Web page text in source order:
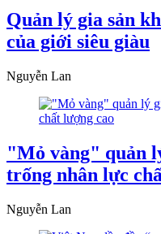
Quản lý gia sản
của giới siêu giàu
Nguyễn Lan
"Mỏ vàng" quản
trống nhân lực
Nguyễn Lan